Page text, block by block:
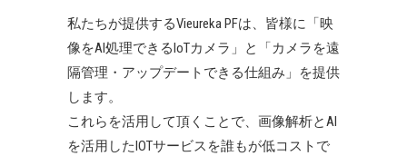
私たちが提供するVieureka PFは、皆様に「映
像をAI処理できるIoTカメラ」と「カメラを遠
隔管理・アップデートできる仕組み」を提供
します。
これらを活用して頂くことで、画像解析とAI
を活用したIOTサービスを誰もが低コストで